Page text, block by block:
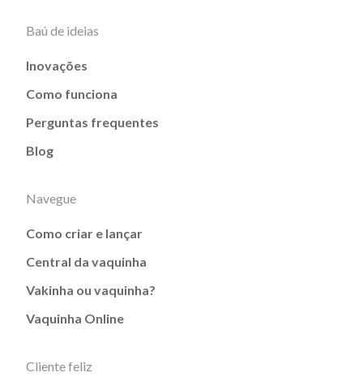
Baú de ideias
Inovações
Como funciona
Perguntas frequentes
Blog
Navegue
Como criar e lançar
Central da vaquinha
Vakinha ou vaquinha?
Vaquinha Online
Cliente feliz